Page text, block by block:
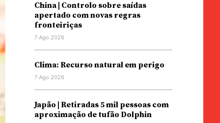
China | Controlo sobre saídas
apertado com novas regras
fronteiriças
7 Ago 2026
Clima: Recurso natural em perigo
7 Ago 2026
Japão | Retiradas 5 mil pessoas com
aproximação de tufão Dolphin